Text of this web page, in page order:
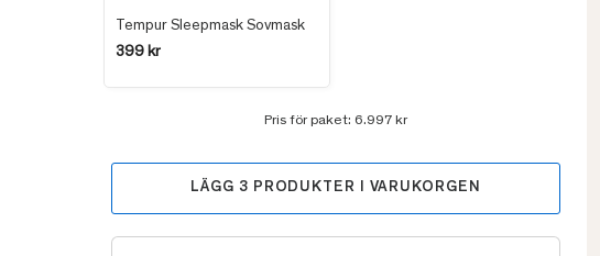
Tempur Sleepmask Sovmask
399 kr
Pris för paket: 6.997 kr
LÄGG 3 PRODUKTER I VARUKORGEN